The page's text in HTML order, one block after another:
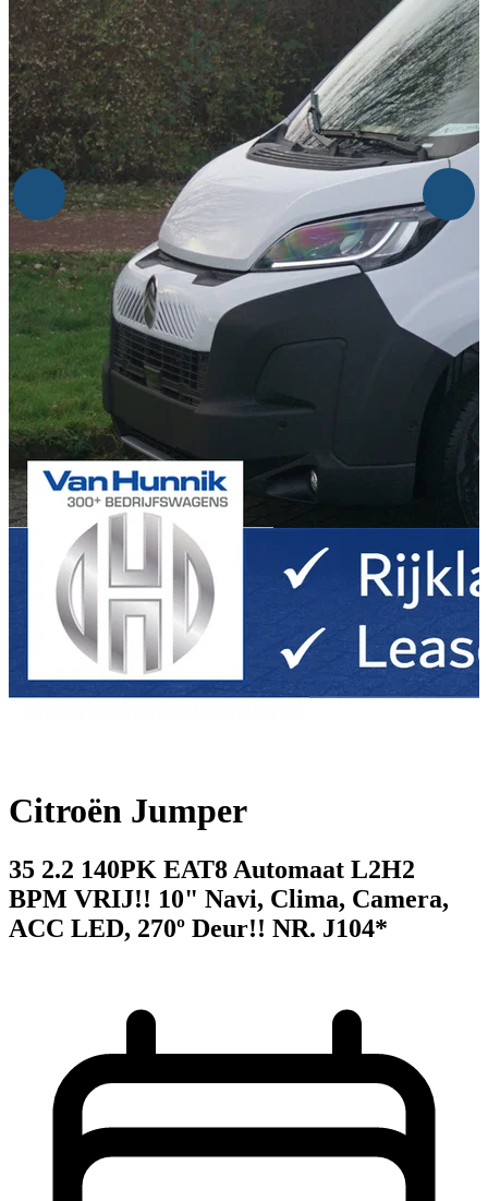
Citroën Jumper
35 2.2 140PK EAT8 Automaat L2H2
BPM VRIJ!! 10" Navi, Clima, Camera,
ACC LED, 270º Deur!! NR. J104*